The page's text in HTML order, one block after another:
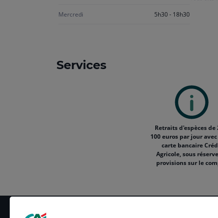
Mercredi 5h30 - 18h30
Services
Retraits d'espèces de
100 euros par jour
carte bancaire
Agricole, sous
provisions sur le